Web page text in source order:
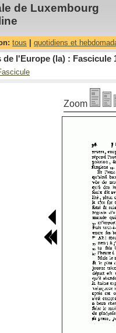
de Luxembourg
tous quotidiens et
l'Europe (la) : Fascicule
Zoom